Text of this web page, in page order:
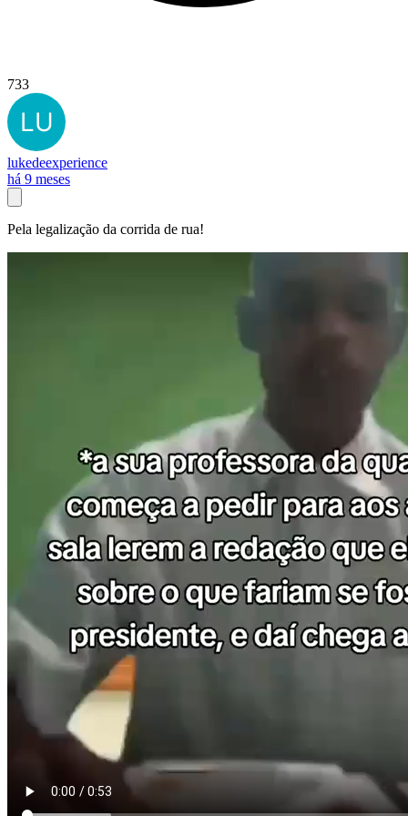
733
lukedeexperience
há 9 meses
Pela legalização da corrida de rua!